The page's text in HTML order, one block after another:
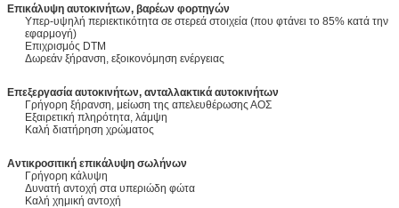
Επικάλυψη αυτοκινήτων, βαρέων φορτηγών
Υπερ-υψηλή περιεκτικότητα σε στερεά στοιχεία (που φτάνει το 85% κατά την
εφαρμογή)
Επιχρισμός DTM
Δωρεάν ξήρανση, εξοικονόμηση ενέργειας
Επεξεργασία αυτοκινήτων, ανταλλακτικά αυτοκινήτων
Γρήγορη ξήρανση, μείωση της απελευθέρωσης ΑΟΣ
Εξαιρετική πληρότητα, λάμψη
Καλή διατήρηση χρώματος
Αντικροσιτική επικάλυψη σωλήνων
Γρήγορη κάλυψη
Δυνατή αντοχή στα υπεριώδη φώτα
Καλή χημική αντοχή